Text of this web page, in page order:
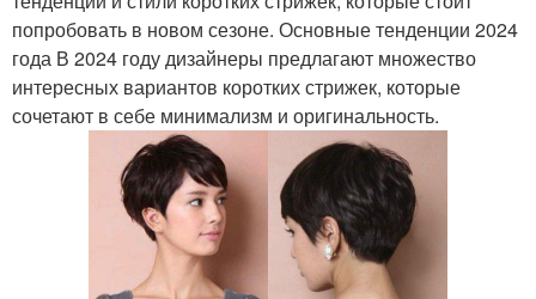
попробовать в новом сезоне. Основные тенденции 2024
года В 2024 году дизайнеры предлагают множество
интересных вариантов коротких стрижек, которые
сочетают в себе минимализм и оригинальность.